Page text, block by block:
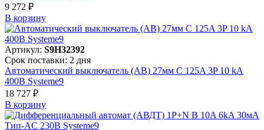
9 272 ₽
В корзинy
Артикул: S9H32392
Срок поставки: 2 дня
Автоматический выключатель (АВ) 27мм C 125A 3P 10 kA
400В Systeme9
18 727 ₽
В корзинy